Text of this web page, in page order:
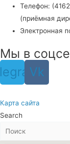
Телефон:
(приёмная
Электронная
Мы в
Vk
Карта сайта
Search